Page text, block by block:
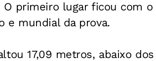
O primeiro lugar ficou com
e mundial da prova.
17,09 metros, abaixo